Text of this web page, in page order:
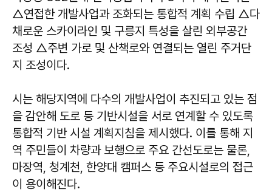
△연접한 개발사업과 조화되는 통합적 계획 수립 △다
채로운 스카이라인 및 구릉지 특성을 살린 외부공간
조성 △주변 가로 및 산책로와 연결되는 열린 주거단
지 조성이다.
시는 해당지역에 다수의 개발사업이 추진되고 있는 점
을 감안해 도로 등 기반시설을 서로 연계할 수 있도록
통합적 기반 시설 계획지침을 제시했다. 이를 통해 지
역 주민들이 차량과 보행으로 주요 간선도로는 물론,
마장역, 청계천, 한양대 캠퍼스 등 주요시설로의 접근
이 용이해진다.